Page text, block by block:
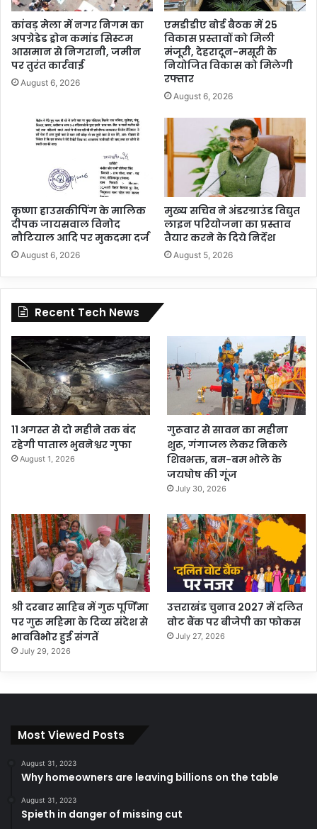
कांवड़ मेला में नगर निगम का
अपग्रेडेड ड्रोन कमांड सिस्टम
आसमान से निगरानी, जमीन
पर तुरंत कार्रवाई
August 6, 2026
एमडीडीए बोर्ड बैठक में 25
विकास प्रस्तावों को मिली
मंजूरी, देहरादून-मसूरी के
नियोजित विकास को मिलेगी
रफ्तार
August 6, 2026
कृष्णा हाउसकीपिंग के मालिक
दीपक जायसवाल विनोद
नौटियाल आदि पर मुकदमा दर्ज
August 6, 2026
मुख्य सचिव ने अंडरग्राउंड विद्युत
लाइन परियोजना का प्रस्ताव
तैयार करने के दिये निर्देश
August 5, 2026
Recent Tech News
11 अगस्त से दो महीने तक बंद
रहेगी पाताल भुवनेश्वर गुफा
August 1, 2026
गुरूवार से सावन का महीना
शुरू, गंगाजल लेकर निकले
शिवभक्त, बम-बम भोले के
जयघोष की गूंज
July 30, 2026
श्री दरबार साहिब में गुरु पूर्णिमा
पर गुरु महिमा के दिव्य संदेश से
भावविभोर हुई संगतें
July 29, 2026
उत्तराखंड चुनाव 2027 में दलित
वोट बैंक पर बीजेपी का फोकस
July 27, 2026
Most Viewed Posts
August 31, 2023
Why homeowners are leaving billions on the table
August 31, 2023
Spieth in danger of missing cut